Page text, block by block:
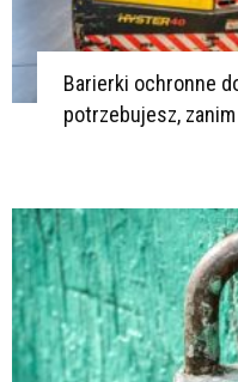
Barierki ochronne
potrzebujesz,